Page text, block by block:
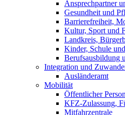
Ansprechpartner
Gesundheit und
Barrierefreiheit,
Kultur, Sport und
Landkreis,
Kinder, Schule
Berufsausbildung
Integration und
Ausländeramt
Mobilität
Öffentlicher
KFZ-Zulassung,
Mitfahrzentrale